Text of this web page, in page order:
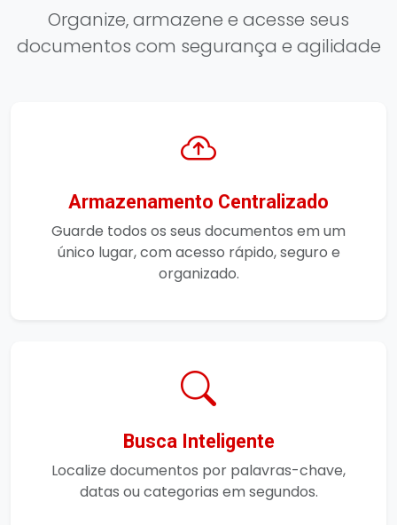
Organize, armazene e acesse seus
documentos com segurança e agilidade
Armazenamento Centralizado
Guarde todos os seus documentos em um
único lugar, com acesso rápido, seguro e
organizado.
Busca Inteligente
Localize documentos por palavras-chave,
datas ou categorias em segundos.